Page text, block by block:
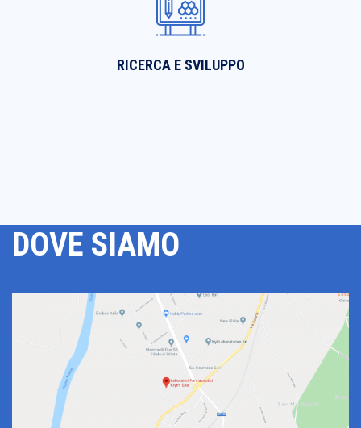
RICERCA E SVILUPPO
DOVE SIAMO